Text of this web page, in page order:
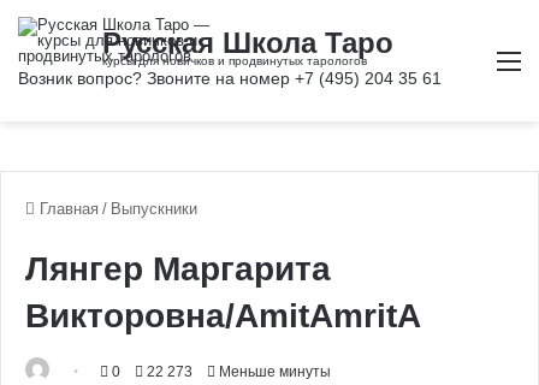
Главная / Выпускники
Лянгер Маргарита
Викторовна/AmitAmritA
0 22 273 Меньше минуты